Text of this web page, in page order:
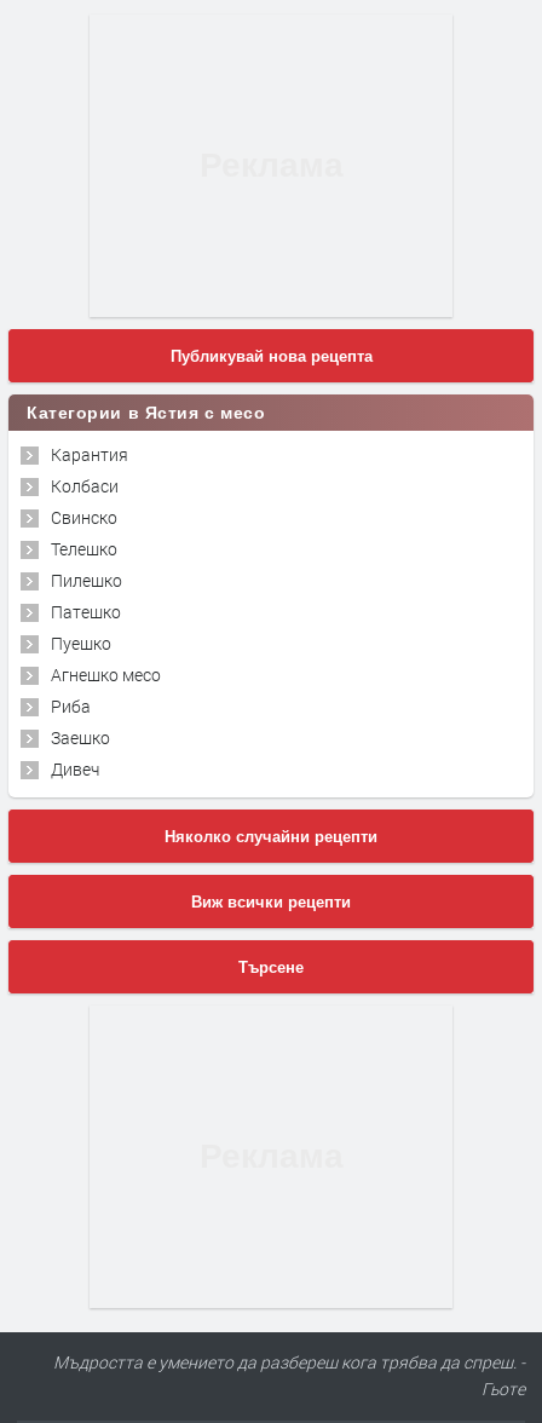
Публикувай нова рецепта
Категории в Ястия с месо
Карантия
Колбаси
Свинско
Телешко
Пилешко
Патешко
Пуешко
Агнешко месо
Риба
Заешко
Дивеч
Няколко случайни рецепти
Виж всички рецепти
Търсене
Мъдростта е умението да разбереш кога трябва да спреш. -
Гьоте